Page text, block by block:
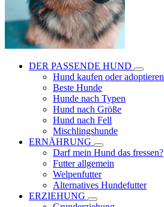
DER PASSENDE HUND
Hund kaufen oder adoptieren
Beste Hunde
Hunde nach Typen
Hund nach Größe
Hund nach Fell
Mischlingshunde
ERNÄHRUNG
Darf mein Hund das fressen?
Futter allgemein
Welpenfutter
Alternatives Hundefutter
ERZIEHUNG